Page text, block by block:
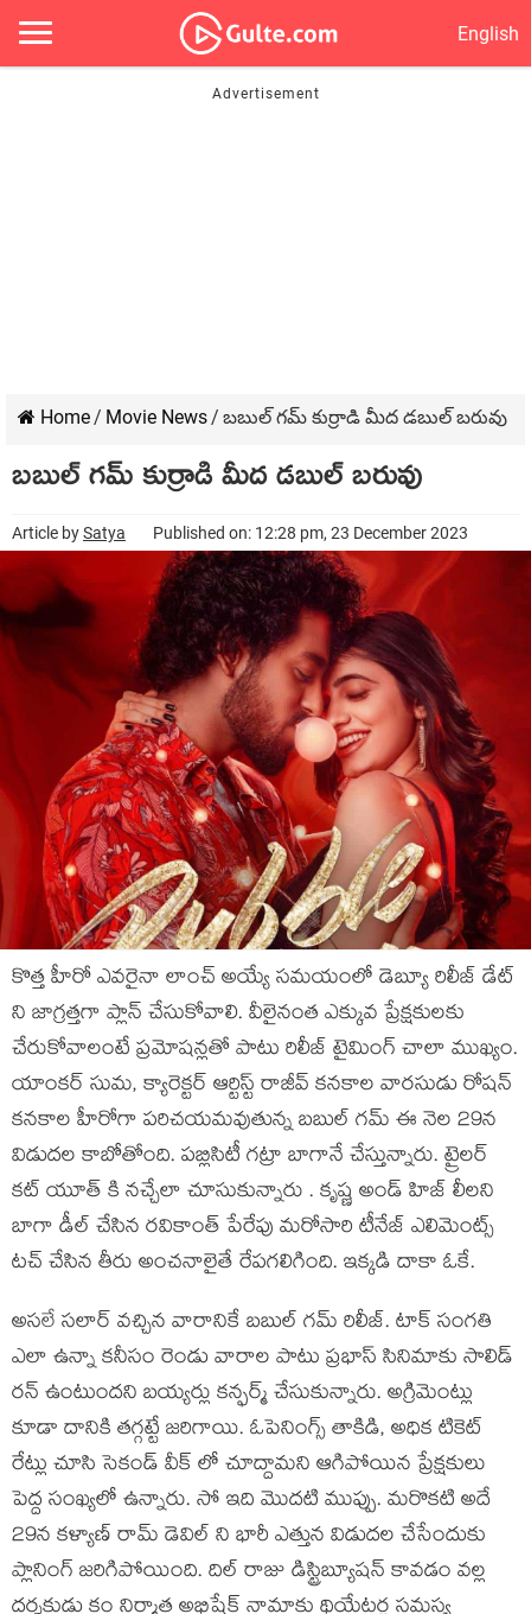
English
Home/ Movie News/ బబుల్ గమ్ కుర్రాడి మీద డబుల్ బరువు
బబుల్ గమ్ కుర్రాడి మీద డబుల్ బరువు
Article bySatya Published on: 12:28 pm, 23 December 2023
కొత్త హీరో ఎవరైనా లాంచ్ అయ్యే సమయంలో డెబ్యూ రిలీజ్ డేట్
ని జాగ్రత్తగా ప్లాన్ చేసుకోవాలి. వీలైనంత ఎక్కువ ప్రేక్షకులకు
చేరుకోవాలంటే ప్రమోషన్లతో పాటు రిలీజ్ టైమింగ్ చాలా ముఖ్యం.
యాంకర్ సుమ, క్యారెక్టర్ ఆర్టిస్ట్ రాజీవ్ కనకాల వారసుడు రోషన్
కనకాల హీరోగా పరిచయమవుతున్న బబుల్ గమ్ ఈ నెల 29న
విడుదల కాబోతోంది. పబ్లిసిటీ గట్రా బాగానే చేస్తున్నారు. ట్రైలర్
కట్ యూత్ కి నచ్చేలా చూసుకున్నారు . కృష్ణ అండ్ హిజ్ లీలని
బాగా డీల్ చేసిన రవికాంత్ పేరేపు మరోసారి టీనేజ్ ఎలిమెంట్స్
టచ్ చేసిన తీరు అంచనాలైతే రేపగలిగింది. ఇక్కడి దాకా ఓకే.
అసలే సలార్ వచ్చిన వారానికే బబుల్ గమ్ రిలీజ్. టాక్ సంగతి
ఎలా ఉన్నా కనీసం రెండు వారాల పాటు ప్రభాస్ సినిమాకు సాలిడ్
రన్ ఉంటుందని బయ్యర్లు కన్ఫర్మ్ చేసుకున్నారు. అగ్రిమెంట్లు
కూడా దానికి తగ్గట్టే జరిగాయి. ఓపెనింగ్స్ తాకిడి, అధిక టికెట్
రేట్లు చూసి సెకండ్ వీక్ లో చూద్దామని ఆగిపోయిన ప్రేక్షకులు
పెద్ద సంఖ్యలో ఉన్నారు. సో ఇది మొదటి ముప్పు. మరొకటి అదే
29న కళ్యాణ్ రామ్ డెవిల్ ని భారీ ఎత్తున విడుదల చేసేందుకు
ప్లానింగ్ జరిగిపోయింది. దిల్ రాజు డిస్ట్రిబ్యూషన్ కావడం వల్ల